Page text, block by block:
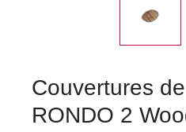
Couvertures
RONDO 2